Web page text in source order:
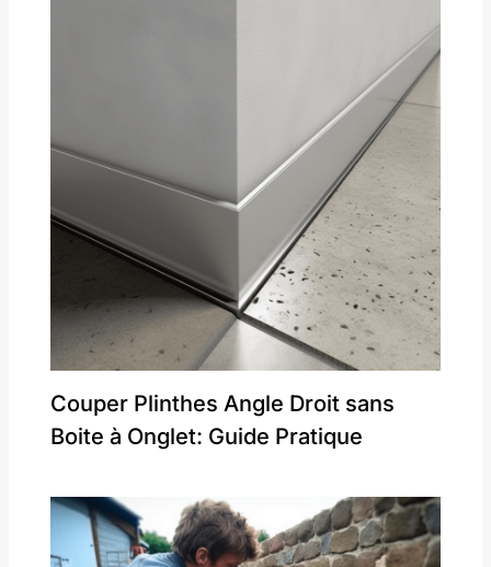
Couper Plinthes Angle Droit sans
Boite à Onglet: Guide Pratique